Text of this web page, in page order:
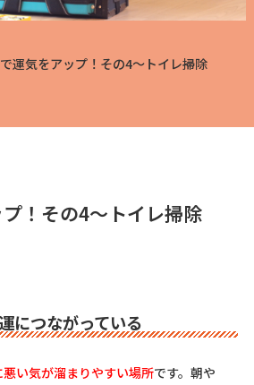
運気をアップ！その4〜トイレ掃除
！その4〜トイレ掃除
につながっている
い気が溜まりやすい場所です。朝や